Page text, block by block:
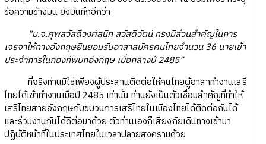
ข้อความข้างบน ยังบันทึกอีกว่า
“ม.จ.ศุพสวัสดิ์วงศ์สนิท สวัสดิวัตน์ ทรงมีส่วนสำคัญในการ
เจรจาให้ทางอังกฤษยินยอมรับอาสาสมัครคนไทยจำนวน 36 นายเข้า
ประจำการในกองทัพบกอังกฤษ เมื่อกลางปี 2485”
ที่จริงท่านมิใช่เพียงผู้ประสานติดต่อให้คนไทยผู้อาสาทำงานเสรี
ไทยได้เข้าทำงานเมื่อปี 2485 เท่านั้น ท่านยังเป็นตัวเชื่อมสำคัญที่ทำให้
เสรีไทยสายอังกฤษกับขบวนการเสรีไทยในเมืองไทยได้ติดต่อกันได้
และร่วมงานกันได้ดีต่อมาด้วย ตัวท่านเองก็เสี่ยงภัยเดินทางเข้ามา
ปฏิบัติหน้าที่ในประเทศไทยในเวลาปลายสงครามด้วย